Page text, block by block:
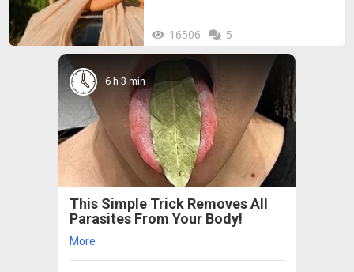
16506 5
6 h 3 min
This Simple Trick Removes All
Parasites From Your Body!
More